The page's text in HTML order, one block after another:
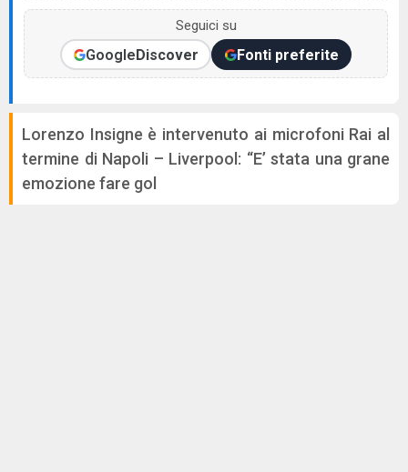
Seguici su
GoogleDiscover Fonti preferite
Lorenzo Insigne è intervenuto ai microfoni Rai al
termine di Napoli – Liverpool: “E’ stata una grane
emozione fare gol